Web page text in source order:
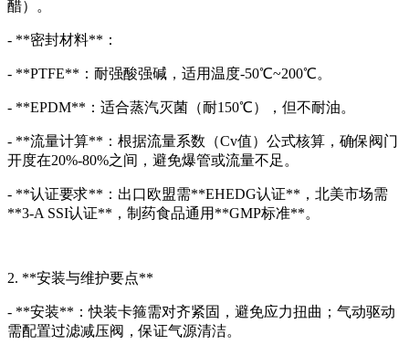
醋）。
- **密封材料**：
- **PTFE**：耐强酸强碱，适用温度-50℃~200℃。
- **EPDM**：适合蒸汽灭菌（耐150℃），但不耐油。
- **流量计算**：根据流量系数（Cv值）公式核算，确保阀门
开度在20%-80%之间，避免爆管或流量不足。
- **认证要求**：出口欧盟需**EHEDG认证**，北美市场需
**3-A SSI认证**，制药食品通用**GMP标准**。
2. **安装与维护要点**
- **安装**：快装卡箍需对齐紧固，避免应力扭曲；气动驱动
需配置过滤减压阀，保证气源清洁。